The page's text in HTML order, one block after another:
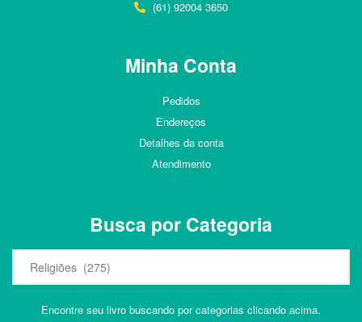
(61) 92004 3650
Minha Conta
Pedidos
Endereços
Detalhes da conta
Atendimento
Busca por Categoria
Encontre seu livro buscando por categorias clicando acima.